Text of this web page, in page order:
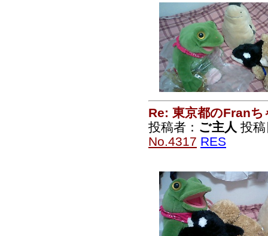
Re: 東京都のFranち
投稿者： ご主人 投
No.4317 RES